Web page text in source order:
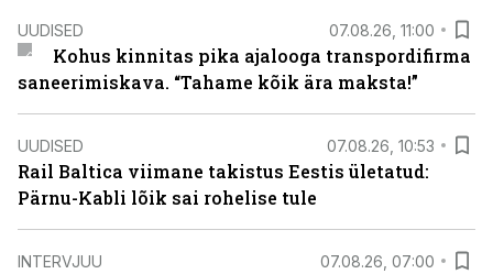
UUDISED 07.08.26, 11:00
Kohus kinnitas pika ajalooga transpordifirma
saneerimiskava. “Tahame kõik ära maksta!”
UUDISED 07.08.26, 10:53
Rail Baltica viimane takistus Eestis ületatud:
Pärnu-Kabli lõik sai rohelise tule
INTERVJUU 07.08.26, 07:00